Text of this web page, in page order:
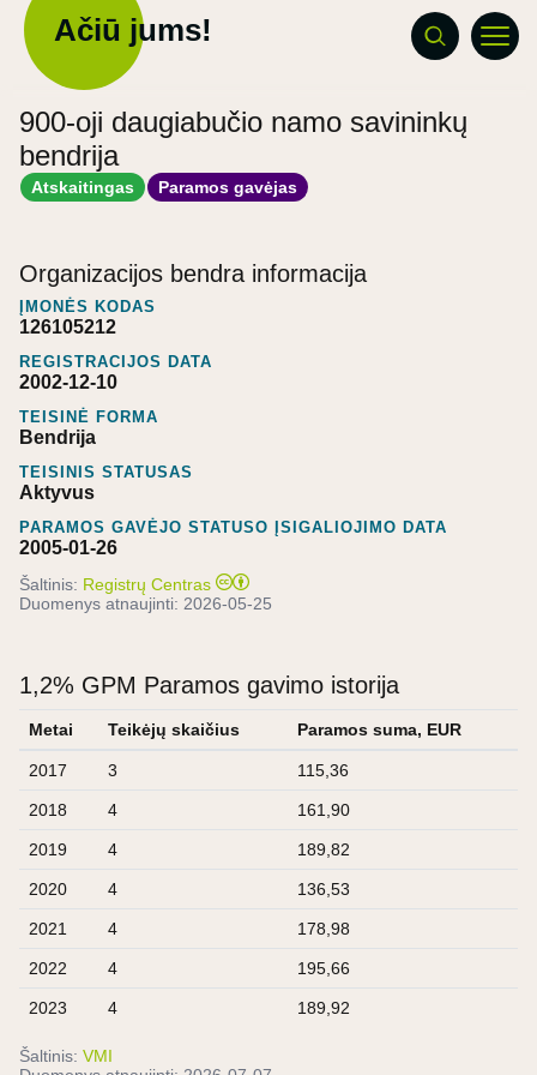
Ačiū jums!
900-oji daugiabučio namo savininkų
bendrija
Atskaitingas Paramos gavėjas
Organizacijos bendra informacija
ĮMONĖS KODAS
126105212
REGISTRACIJOS DATA
2002-12-10
TEISINĖ FORMA
Bendrija
TEISINIS STATUSAS
Aktyvus
PARAMOS GAVĖJO STATUSO ĮSIGALIOJIMO DATA
2005-01-26
Šaltinis: Registrų Centras
Duomenys atnaujinti: 2026-05-25
1,2% GPM Paramos gavimo istorija
Metai Teikėjų skaičius Paramos suma, EUR
2017 3 115,36
2018 4 161,90
2019 4 189,82
2020 4 136,53
2021 4 178,98
2022 4 195,66
2023 4 189,92
Šaltinis: VMI